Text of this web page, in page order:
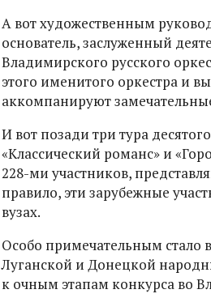
А вот художественным
основатель, заслуженный
Владимирского русского
этого именитого оркестра и
аккомпанируют
И вот позади три тура
«Классический романс» и
228-ми участников,
правило, эти зарубежные
вузах.
Особо примечательным стало
Луганской и Донецкой
к очным этапам конкурса во